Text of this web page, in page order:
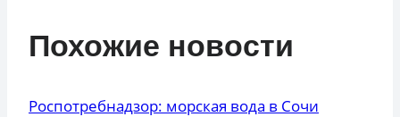
Похожие новости
Роспотребнадзор: морская вода в Сочи